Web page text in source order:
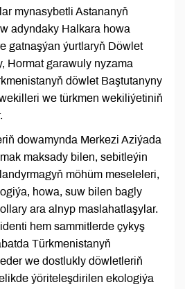
mynasybetli Astananyň
adyndaky Halkara howa
gatnaşýan ýurtlaryň Döwlet
Hormat garawuly nyzama
döwlet Baştutanyny
we türkmen wekiliýetiniň
dowamynda Merkezi Aziýada
maksady bilen, sebitleýin
möhüm meseleleri,
howa, suw bilen bagly
ara alnyp maslahatlaşylar.
hem sammitlerde çykyş
Türkmenistanyň
we dostlukly döwletleriň
ýöriteleşdirilen ekologiýa